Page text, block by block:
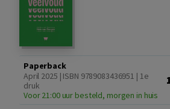
Paperback
April 2025 | ISBN 9789083436951 | 1e
druk
Voor 21:00 uur besteld, morgen in huis